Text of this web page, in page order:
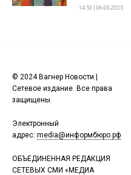
14:53 | 06-03-2025
© 2024 Вагнер Новости |
Сетевое издание. Все права
защищены.
Электронный
адрес: media@информбюро.рф
ОБЪЕДИНЕННАЯ РЕДАКЦИЯ
СЕТЕВЫХ СМИ «МЕДИА